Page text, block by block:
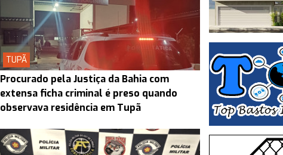
TUPÃ
Procurado pela Justiça da Bahia com
extensa ficha criminal é preso quando
observava residência em Tupã